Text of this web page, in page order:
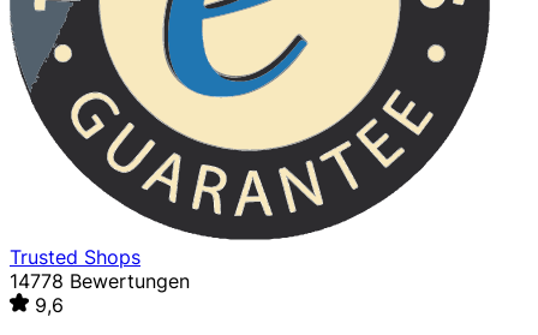
Trusted Shops
14778 Bewertungen
9,6